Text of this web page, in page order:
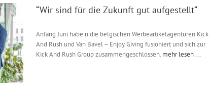
“Wir sind für die Zukunft gut aufgestellt“
Anfang Juni habe n die belgischen Werbeartikelagenturen Kick
And Rush und Van Bavel – Enjoy Giving fusioniert und sich zur
Kick And Rush Group zusammengeschlossen. mehr lesen ...